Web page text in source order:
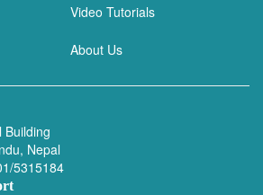
Video Tutorials
About Us
Building
Nepal
5315184